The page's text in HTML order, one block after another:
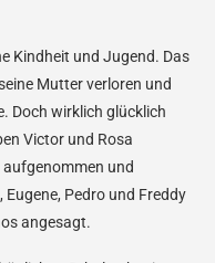
Kindheit und Jugend. Das
Mutter verloren und
Doch wirklich glücklich
Victor und Rosa
und
Pedro und Freddy
angesagt.